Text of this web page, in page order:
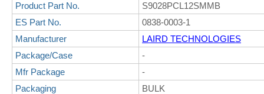
Product Part No.
S9028PCL12SMMB
ES Part No.
0838-0003-1
Manufacturer
LAIRD TECHNOLOGIES
Package/Case
-
Mfr Package
-
Packaging
BULK